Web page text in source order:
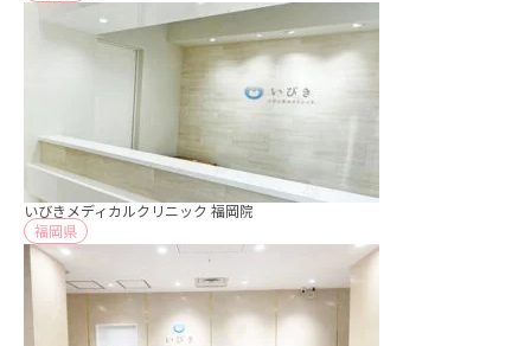
いびきメディカルクリニック 福岡院
福岡県